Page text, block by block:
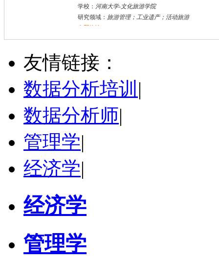
学校： 河南大学-文化旅游学院
研究领域： 旅游管理；工业遗产；活动旅游
立即咨询
刘方伟 西安市
其他
学校：陕西旅游烹饪职业学院
立即咨询
友情链接：
数据分析培训 |
数据分析师|
管理学|
经济学|
经济学
管理学